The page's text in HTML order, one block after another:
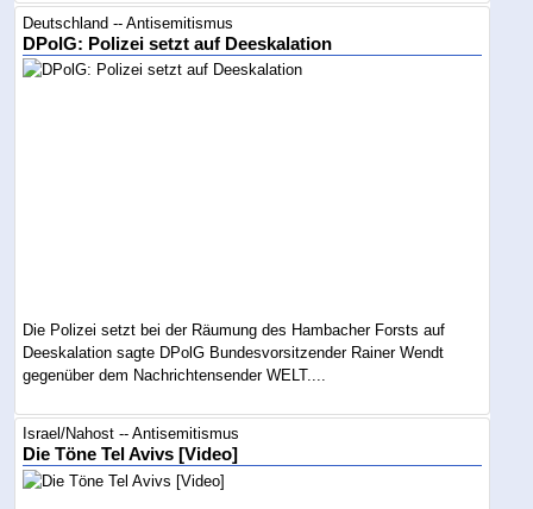
Deutschland -- Antisemitismus
DPolG: Polizei setzt auf Deeskalation
Die Polizei setzt bei der Räumung des Hambacher Forsts auf
Deeskalation sagte DPolG Bundesvorsitzender Rainer Wendt
gegenüber dem Nachrichtensender WELT....
Israel/Nahost -- Antisemitismus
Die Töne Tel Avivs [Video]